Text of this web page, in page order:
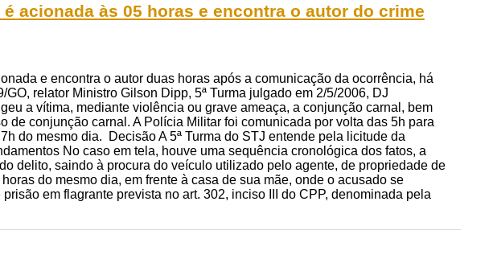
acionada às 05 horas e encontra o autor do crime
e encontra o autor duas horas após a comunicação da ocorrência, há
relator Ministro Gilson Dipp, 5ª Turma julgado em 2/5/2006, DJ
a vítima, mediante violência ou grave ameaça, a conjunção carnal, bem
conjunção carnal. A Polícia Militar foi comunicada por volta das 5h para
do mesmo dia. Decisão A 5ª Turma do STJ entende pela licitude da
No caso em tela, houve uma sequência cronológica dos fatos, a
delito, saindo à procura do veículo utilizado pelo agente, de propriedade de
do mesmo dia, em frente à casa de sua mãe, onde o acusado se
em flagrante prevista no art. 302, inciso III do CPP, denominada pela